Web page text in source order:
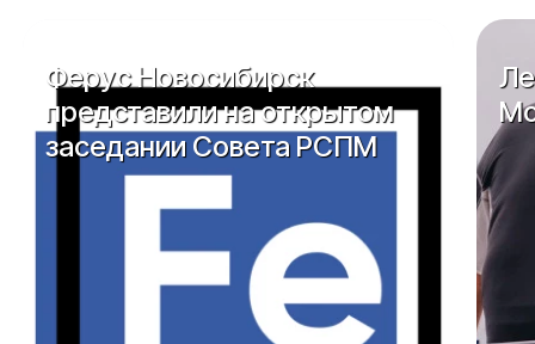
Ферус Новосибирск
представили на открытом
заседании Совета РСПМ